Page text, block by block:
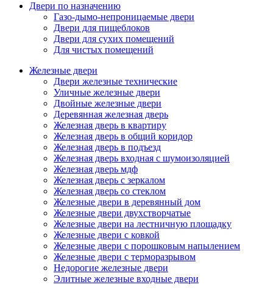
Двери по назначению
Газо-дымо-непроницаемые двери
Двери для пищеблоков
Двери для сухих помещений
Для чистых помещений
Железные двери
Двери железные технические
Уличные железные двери
Двойные железные двери
Деревянная железная дверь
Железная дверь в квартиру
Железная дверь в общий коридор
Железная дверь в подъезд
Железная дверь входная с шумоизоляцией
Железная дверь мдф
Железная дверь с зеркалом
Железная дверь со стеклом
Железные двери в деревянный дом
Железные двери двухстворчатые
Железные двери на лестничную площадку
Железные двери с ковкой
Железные двери с порошковым напылением
Железные двери с терморазрывом
Недорогие железные двери
Элитные железные входные двери